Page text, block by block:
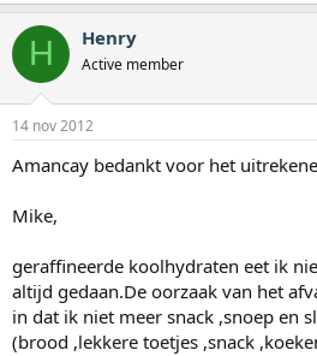
H Henry
Active member
14 nov 2012
Amancay bedankt voor het
Mike,
geraffineerde koolhydraten eet ik
altijd gedaan.De oorzaak van het
in dat ik niet meer snack ,snoep en
(brood ,lekkere toetjes ,snack